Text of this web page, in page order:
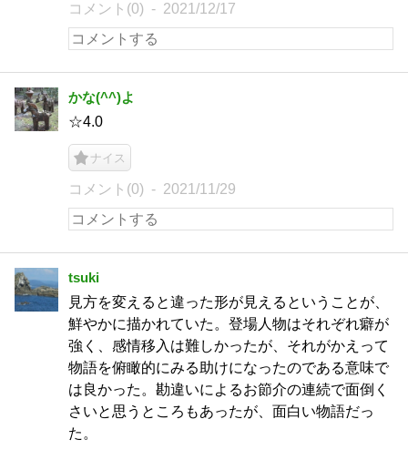
コメント(0) 2021/12/17
かな(^^)よ
☆4.0
ナイス
コメント(0) 2021/11/29
tsuki
見方を変えると違った形が見えるということが、
鮮やかに描かれていた。登場人物はそれぞれ癖が
強く、感情移入は難しかったが、それがかえって
物語を俯瞰的にみる助けになったのである意味で
は良かった。勘違いによるお節介の連続で面倒く
さいと思うところもあったが、面白い物語だっ
た。